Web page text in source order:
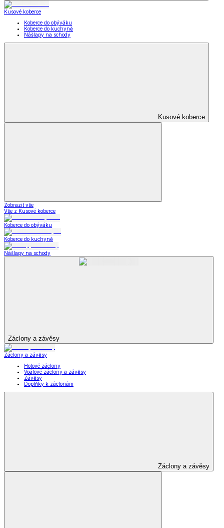
Kusové koberce
Koberce do obýváku
Koberce do kuchyně
Nášlapy na schody
Kusové koberce
Zobrazit vše
Vše z Kusové koberce
Koberce do obýváku
Koberce do kuchyně
Nášlapy na schody
Záclony a závěsy
Záclony a závěsy
Hotové záclony
Voálové záclony a závěsy
Závěsy
Doplňky k záclonám
Záclony a závěsy